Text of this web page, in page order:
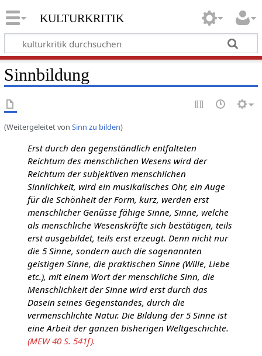
kulturkritik
Sinnbildung
(Weitergeleitet von Sinn zu bilden)
Erst durch den gegenständlich entfalteten
Reichtum des menschlichen Wesens wird der
Reichtum der subjektiven menschlichen
Sinnlichkeit, wird ein musikalisches Ohr, ein Auge
für die Schönheit der Form, kurz, werden erst
menschlicher Genüsse fähige Sinne, Sinne, welche
als menschliche Wesenskräfte sich bestätigen, teils
erst ausgebildet, teils erst erzeugt. Denn nicht nur
die 5 Sinne, sondern auch die sogenannten
geistigen Sinne, die praktischen Sinne (Wille, Liebe
etc.), mit einem Wort der menschliche Sinn, die
Menschlichkeit der Sinne wird erst durch das
Dasein seines Gegenstandes, durch die
vermenschlichte Natur. Die Bildung der 5 Sinne ist
eine Arbeit der ganzen bisherigen Weltgeschichte.
(MEW 40 S. 541f).